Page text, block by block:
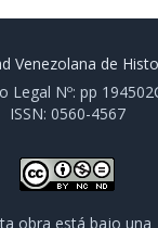
Venezolana de
Legal Nº: pp
ISSN: 0560-4567
obra está bajo una